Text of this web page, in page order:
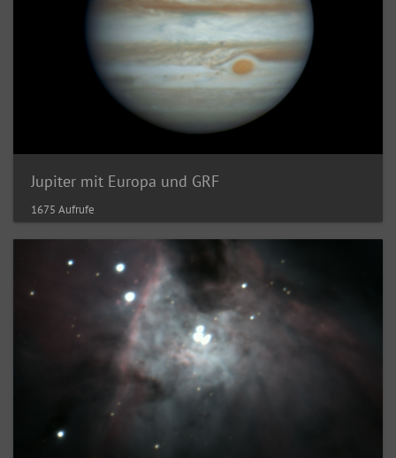
Jupiter mit Europa und GRF
1675 Aufrufe